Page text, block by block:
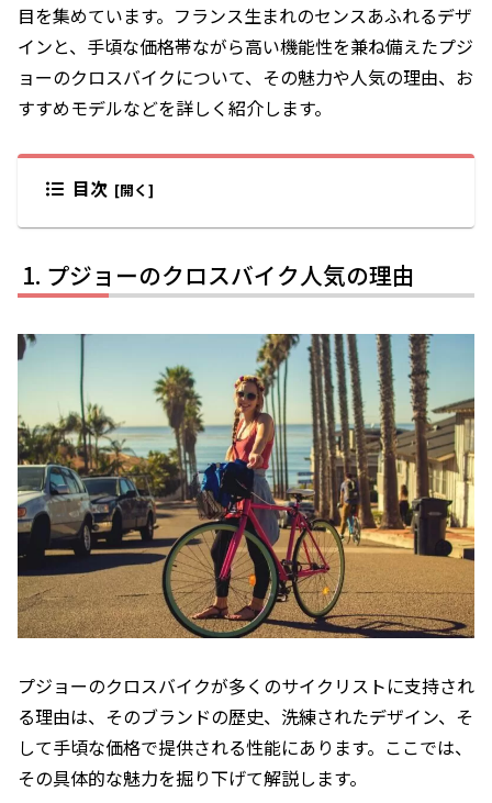
目を集めています。フランス生まれのセンスあふれるデザ
インと、手頃な価格帯ながら高い機能性を兼ね備えたプジ
ョーのクロスバイクについて、その魅力や人気の理由、お
すすめモデルなどを詳しく紹介します。
目次
プジョーのクロスバイク人気の理由
プジョーのクロスバイクが多くのサイクリストに支持され
る理由は、そのブランドの歴史、洗練されたデザイン、そ
して手頃な価格で提供される性能にあります。ここでは、
その具体的な魅力を掘り下げて解説します。